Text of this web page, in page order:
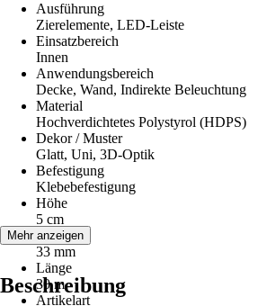
Ausführung
Zierelemente, LED-Leiste
Einsatzbereich
Innen
Anwendungsbereich
Decke, Wand, Indirekte Beleuchtung
Material
Hochverdichtetes Polystyrol (HDPS)
Dekor / Muster
Glatt, Uni, 3D-Optik
Befestigung
Klebebefestigung
Höhe
5 cm
Breite
33 mm
Länge
30 m
Artikelart
Mehr anzeigen
Beschreibung